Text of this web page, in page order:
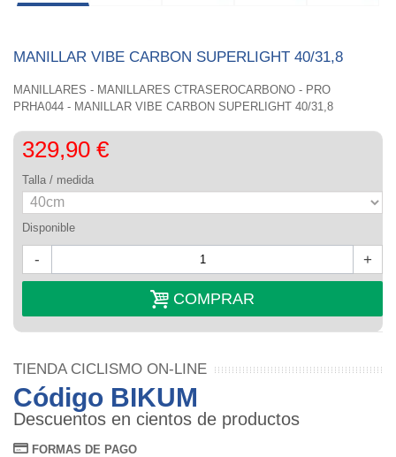
MANILLAR VIBE CARBON SUPERLIGHT 40/31,8
MANILLARES - MANILLARES CTRASEROCARBONO - PRO
PRHA044 - MANILLAR VIBE CARBON SUPERLIGHT 40/31,8
329,90 €
Talla / medida
Disponible
- +
COMPRAR
TIENDA CICLISMO ON-LINE
Código BIKUM
Descuentos en cientos de productos
FORMAS DE PAGO